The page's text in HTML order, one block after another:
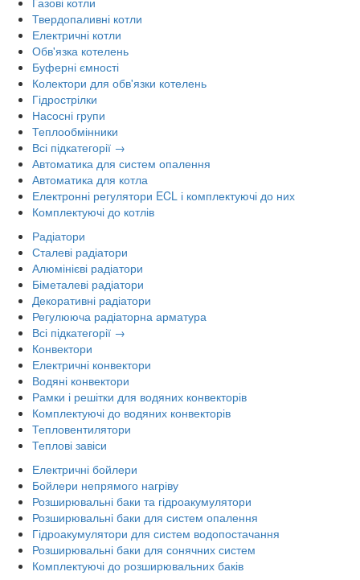
Твердопаливні котли
Електричні котли
Обв'язка котелень
Буферні ємності
Колектори для обв'язки котелень
Гідрострілки
Насосні групи
Теплообмінники
Всі підкатегорії →
Автоматика для систем опалення
Автоматика для котла
Електронні регулятори ECL і комплектуючі до них
Комплектуючі до котлів
Радіатори
Сталеві радіатори
Алюмінієві радіатори
Біметалеві радіатори
Декоративні радіатори
Регулююча радіаторна арматура
Всі підкатегорії →
Конвектори
Електричні конвектори
Водяні конвектори
Рамки і решітки для водяних конвекторів
Комплектуючі до водяних конвекторів
Тепловентилятори
Теплові завіси
Електричні бойлери
Бойлери непрямого нагріву
Розширювальні баки та гідроакумулятори
Розширювальні баки для систем опалення
Гідроакумулятори для систем водопостачання
Розширювальні баки для сонячних систем
Комплектуючі до розширювальних баків